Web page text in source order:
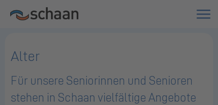
Alter
Für unsere Seniorinnen und Senioren
stehen in Schaan vielfältige Angebote